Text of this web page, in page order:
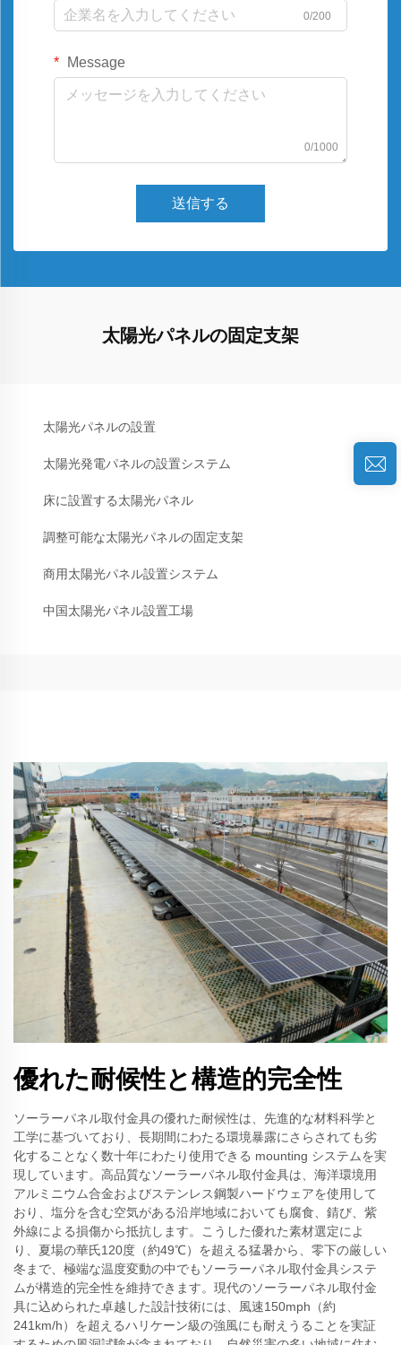
0/200
Message
0/1000
送信する
太陽光パネルの固定支架
太陽光パネルの設置
太陽光発電パネルの設置システム
床に設置する太陽光パネル
調整可能な太陽光パネルの固定支架
商用太陽光パネル設置システム
中国太陽光パネル設置工場
優れた耐候性と構造的完全性
ソーラーパネル取付金具の優れた耐候性は、先進的な材料科学と
工学に基づいており、長期間にわたる環境暴露にさらされても劣
化することなく数十年にわたり使用できる mounting システムを実
現しています。高品質なソーラーパネル取付金具は、海洋環境用
アルミニウム合金およびステンレス鋼製ハードウェアを使用して
おり、塩分を含む空気がある沿岸地域においても腐食、錆び、紫
外線による損傷から抵抗します。こうした優れた素材選定によ
り、夏場の華氏120度（約49℃）を超える猛暑から、零下の厳しい
冬まで、極端な温度変動の中でもソーラーパネル取付金具システ
ムが構造的完全性を維持できます。現代のソーラーパネル取付金
具に込められた卓越した設計技術には、風速150mph（約
241km/h）を超えるハリケーン級の強風にも耐えうることを実証